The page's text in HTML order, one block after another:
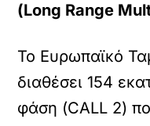
(Long Range
Το Ευρωπαϊκό
διαθέσει 154
φάση (CALL 2)